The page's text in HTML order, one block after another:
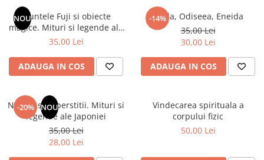
Audiobook
ReConnect
Crestinism
ScienceConnection
SelfConnect
SelfHealing
Vindecare Spirituala
Senzatii/Thriller
SF & Fantasy
Teatru
Teens Book Club
Instrumente si Truse Geometrie
Seturi scolare
Calculator
Consumabile & Accesorii
COLOREAZA CU PRIETENII
De colorat
Pot desena minunat
Carti educative
Copii 0-7 ani
Clubul Premiantilor
Super pitici 2-5 ani
Puzzle-uri
Puzzle
Puzzle 3D Lemn
NOUMuntele Fuji si obiecte
magice. Mituri si legende ale
Japoniei
35,00 Lei
ADAUGA IN COS
-14%
Iliada, Odiseea, Eneida
35,00 Lei
30,00 Lei
ADAUGA IN COS
-20% NOU
Natura si superstitii. Mituri si
legende ale Japoniei
35,00 Lei
28,00 Lei
Vindecarea spirituala a
corpului fizic
50,00 Lei